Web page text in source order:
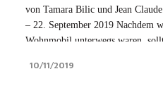
von Tamara Bilic und Jean
– 22. September 2019 Nachdem
Wohnmobil unterwegs waren,
Asturien. Unser Ziel: der...Click
10/11/2019